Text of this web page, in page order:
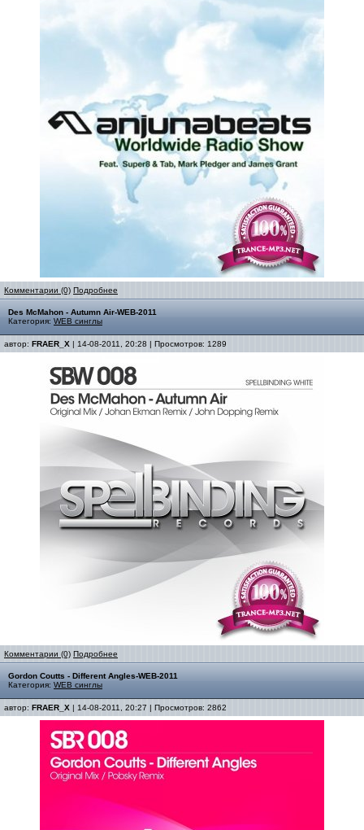
Комментарии (0) Подробнее
Des McMahon - Autumn Air-WEB-2011
Категория: WEB синглы
автор: FRAER_X | 14-08-2011, 20:28 | Просмотров: 1289
Комментарии (0) Подробнее
Gordon Coutts - Different Angles-WEB-2011
Категория: WEB синглы
автор: FRAER_X | 14-08-2011, 20:27 | Просмотров: 2862